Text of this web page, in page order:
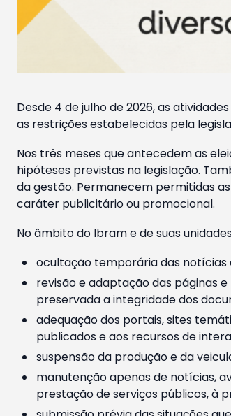
Desde 4 de julho de 2026, as
as restrições estabelecidas pela
Nos três meses que antecedem as
hipóteses previstas na legislação.
da gestão. Permanecem permitidas
caráter publicitário ou promocional.
No âmbito do Ibram e de suas
ocultação temporária das notícias
revisão e adaptação das páginas
preservada a integridade dos
adequação dos portais, sites
publicados e aos recursos de
suspensão da produção e da
manutenção apenas de notícias,
prestação de serviços públicos, à